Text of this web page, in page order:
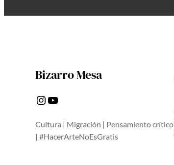
Bizarro Mesa
Instagram YouTube
Cultura | Migración | Pensamiento crítico
| #HacerArteNoEsGratis